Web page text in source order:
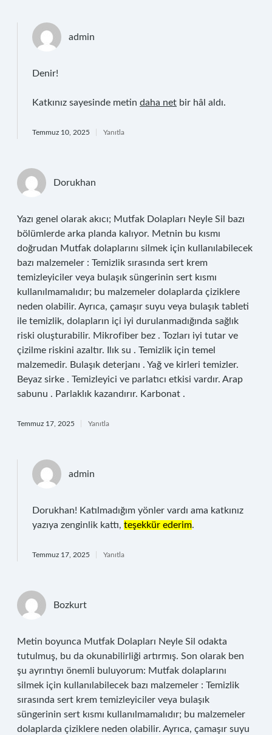
admin
Denir!
Katkınız sayesinde metin daha net bir hâl aldı.
Temmuz 10, 2025 Yanıtla
Dorukhan
Yazı genel olarak akıcı; Mutfak Dolapları Neyle Sil bazı
bölümlerde arka planda kalıyor. Metnin bu kısmı
doğrudan Mutfak dolaplarını silmek için kullanılabilecek
bazı malzemeler : Temizlik sırasında sert krem
temizleyiciler veya bulaşık süngerinin sert kısmı
kullanılmamalıdır; bu malzemeler dolaplarda çiziklere
neden olabilir. Ayrıca, çamaşır suyu veya bulaşık tableti
ile temizlik, dolapların içi iyi durulanmadığında sağlık
riski oluşturabilir. Mikrofiber bez . Tozları iyi tutar ve
çizilme riskini azaltır. Ilık su . Temizlik için temel
malzemedir. Bulaşık deterjanı . Yağ ve kirleri temizler.
Beyaz sirke . Temizleyici ve parlatıcı etkisi vardır. Arap
sabunu . Parlaklık kazandırır. Karbonat .
Temmuz 17, 2025 Yanıtla
admin
Dorukhan! Katılmadığım yönler vardı ama katkınız
yazıya zenginlik kattı, teşekkür ederim.
Temmuz 17, 2025 Yanıtla
Bozkurt
Metin boyunca Mutfak Dolapları Neyle Sil odakta
tutulmuş, bu da okunabilirliği artırmış. Son olarak ben
şu ayrıntıyı önemli buluyorum: Mutfak dolaplarını
silmek için kullanılabilecek bazı malzemeler : Temizlik
sırasında sert krem temizleyiciler veya bulaşık
süngerinin sert kısmı kullanılmamalıdır; bu malzemeler
dolaplarda çiziklere neden olabilir. Ayrıca, çamaşır suyu